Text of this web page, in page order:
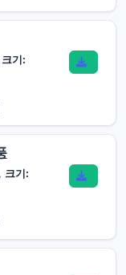
크기:
크기: